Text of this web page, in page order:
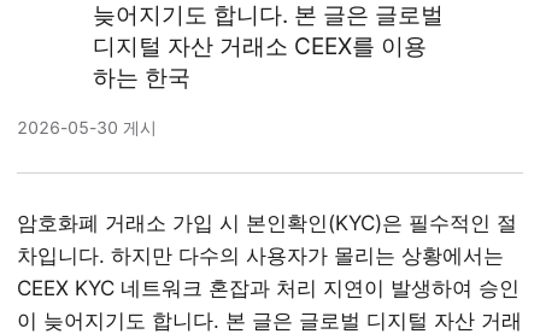
늦어지기도 합니다. 본 글은 글로벌
디지털 자산 거래소 CEEX를 이용
하는 한국
2026-05-30 게시
암호화폐 거래소 가입 시 본인확인(KYC)은 필수적인 절
차입니다. 하지만 다수의 사용자가 몰리는 상황에서는
CEEX KYC 네트워크 혼잡과 처리 지연이 발생하여 승인
이 늦어지기도 합니다. 본 글은 글로벌 디지털 자산 거래